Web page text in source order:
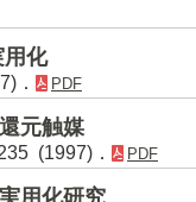
用化
． PDF
元触媒
(1997)． PDF
用化研究